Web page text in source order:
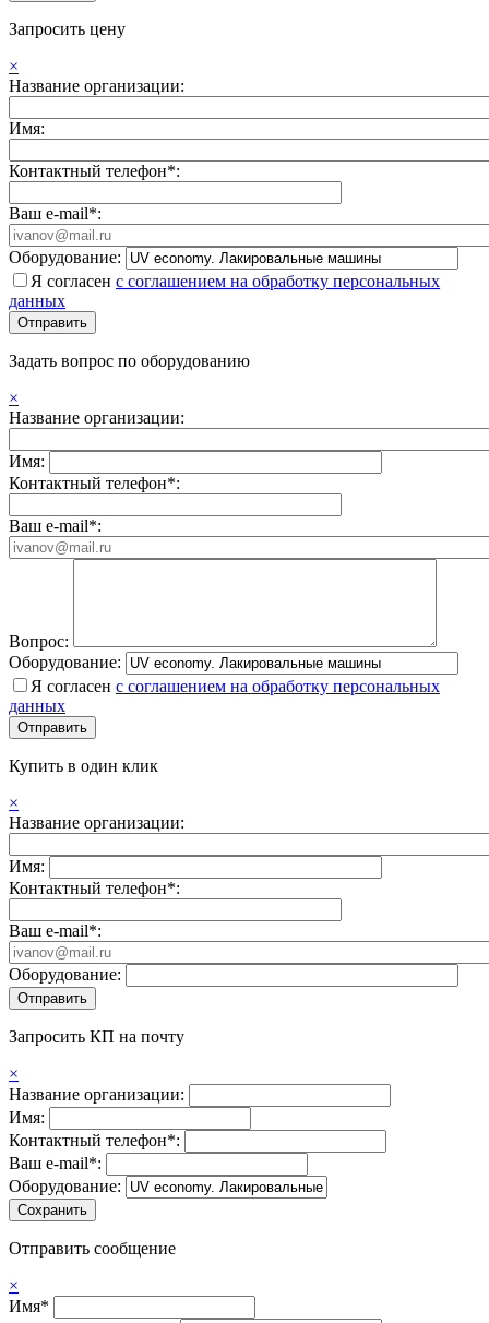
Запросить цену
×
Название организации:
Имя:
Контактный телефон*:
Ваш e-mail*:
Оборудование:
Я согласен с соглашением на обработку персональных
данных
Задать вопрос по оборудованию
×
Название организации:
Имя:
Контактный телефон*:
Ваш e-mail*:
Вопрос:
Оборудование:
Я согласен с соглашением на обработку персональных
данных
Купить в один клик
×
Название организации:
Имя:
Контактный телефон*:
Ваш e-mail*:
Оборудование:
Запросить КП на почту
×
Название организации:
Имя:
Контактный телефон*:
Ваш e-mail*:
Оборудование:
Отправить сообщение
×
Имя*